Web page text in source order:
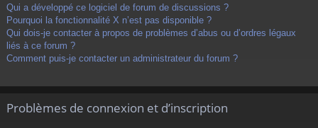
Qui a développé ce logiciel de forum de discussions ?
Pourquoi la fonctionnalité X n’est pas disponible ?
Qui dois-je contacter à propos de problèmes d’abus ou d’ordres légaux
liés à ce forum ?
Comment puis-je contacter un administrateur du forum ?
Problèmes de connexion et d’inscription